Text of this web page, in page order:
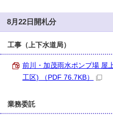
8月22日開札分
工事（上下水道局）
前川・加茂雨水ポンプ場 屋
工区) （PDF 76.7KB）
業務委託